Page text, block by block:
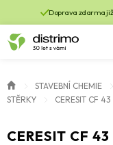
Doprava zdarma již
STAVEBNÍ CHEMIE
STĚRKY
CERESIT CF 43
CERESIT CF 43